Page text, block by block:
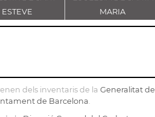
ESTEVE
MARIA
dels inventaris de la Generalitat de
de Barcelona.